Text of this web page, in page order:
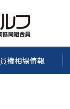
権相場情報